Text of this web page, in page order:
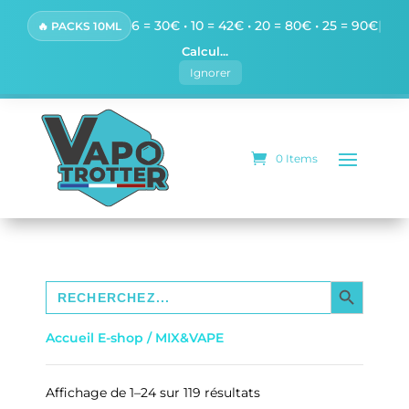
🔥 PACKS 10ML 6 = 30€ • 10 = 42€ • 20 = 80€ • 25 = 90€|
Calcul...
Ignorer
0 Items
Search
for:
SEARCH BUTTON
Accueil E-shop / MIX&VAPE
Affichage de 1–24 sur 119 résultatsS